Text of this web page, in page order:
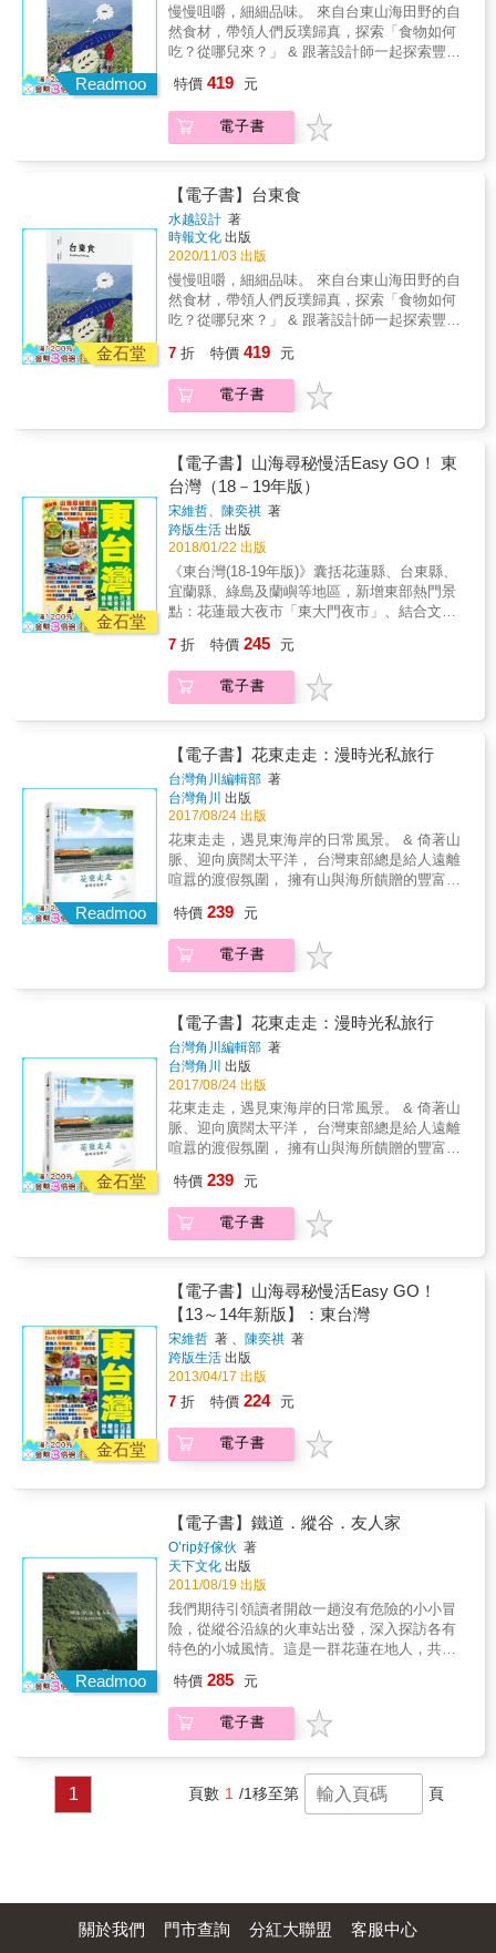
黃，季節更替，在池上留下最迷人的專屬代表
色&hellip;&hellip;▍台東大武山南排灣族，利用
黃藤、竹編自製魚筌，順應水流放置、敲打魚
傳統的漁獵卻有著滿滿的生活智慧
&hellip;&hellip;▍成功鎮的港口飲食文化自成一
格，點一碗米苔目豪邁灑下跳舞柴魚，再至隔
壁攤位叫一份生魚片，這就是「成功人士」每
從海岩撿拾cekiw螺和fafako月光螺，放置鐵網
烘烤，空氣中瀰漫著鮮甜和海水味道。吃進嘴
裡才明白，原來「有就是有、沒有就是沒
有」，是大海教會我們的人生豁達
&hellip;&hellip;&
Readmoo
慢慢咀嚼，細細品味。 來自台東山海田野的自
然食材，帶領人們反璞歸真，探索「食物如何
吃？從哪兒來？」 & 跟著設計師一起探索豐富
等地挖掘美味，是人生必訪的台東食之旅。& &
集合一群關注台東食物教育的政府、學校、在
地人、設計師，展開的在地扎根食育行動。 記
「食」連結在地餐館達人、學校教育、家庭的
日常美好風景，從「食」與「育」的觀點，認
識新台東。 & 「食」的環節從貼近日常生活的
飲食習慣，到地域的食物特色，甚至是觀光、
教育、經濟層面，彼此之間環環相扣。提到城
市的印象，食物往往是第一個被提到的，例如
法國波爾多有葡萄酒、日本青森有蘋果等，這
些皆是以因食物好品質而出名的城市。 & 台東
依山傍海，造就得天獨厚的地理條件，蘊含豐
及在地的農林漁牧產業職人；「台東食」，透
過設計、跨界、資源整合，是一本台東人與來
台東的人必備的手冊。 & 本書特色 & #透過攝
地價值 #最接地氣的台東食手冊，掌握台東食
資訊 #採訪30位以上在地人，用對談了解台東
生活 #15歲前應該學習的15道食譜 #來台東必
備的手冊＋從小就要讀 #「食在地、飲食文
化、在地認同、地區活化」價值的傳承與串接
&
特價 419 元
電子書
金石堂
【電子書】台東食
水越設計 著
時報文化 出版
2020/11/03 出版
慢慢咀嚼，細細品味。 來自台東山海田野的自
然食材，帶領人們反璞歸真，探索「食物如何
吃？從哪兒來？」 & 跟著設計師一起探索豐富
等地挖掘美味，是人生必訪的台東食之旅。& &
集合一群關注台東食物教育的政府、學校、在
地人、設計師，展開的在地扎根食育行動。 記
「食」連結在地餐館達人、學校教育、家庭的
日常美好風景，從「食」與「育」的觀點，認
識新台東。 & 「食」的環節從貼近日常生活的
飲食習慣，到地域的食物特色，甚至是觀光、
教育、經濟層面，彼此之間環環相扣。提到城
市的印象，食物往往是第一個被提到的，例如
法國波爾多有葡萄酒、日本青森有蘋果等，這
些皆是以因食物好品質而出名的城市。 & 台東
依山傍海，造就得天獨厚的地理條件，蘊含豐
厚的在地食材資源、多元的部落飲食文化，以
過設計、跨界、資源整合，是一本台東人與來
台東的人必備的手冊。 & 本書特色 & #透過攝
影、採訪、記錄、視覺化圖文等手法，創造在
資訊 #採訪30位以上在地人，用對談了解台東
生活 #15歲前應該學習的15道食譜 #來台東必
備的手冊＋從小就要讀 #「食在地、飲食文
化、在地認同、地區活化」價值的傳承與串接
&
7 折 特價 419 元
電子書
金石堂
【電子書】山海尋秘慢活Easy GO！ 東
台灣（18－19年版）
宋維哲、陳奕祺 著
跨版生活 出版
2018/01/22 出版
《東台灣(18-19年版)》囊括花蓮縣、台東縣、
宜蘭縣、綠島及蘭嶼等地區，新增東部熱門景
點：花蓮最大夜市「東大門夜市」、結合文創
東台灣必試熱門食店：「肉羹張 龍鳳腿」和
「PASA廚房」等。新版不單全面更新東台灣的
客運交通資料，還提供了遊走台東市的「普悠
灣知名旅遊博客親身帶路，分享了只有當地人
才知道的世外桃源、地道美食。精心推介很多
台灣人也喜愛遊覽的景點，如全台最美的多良
車站、世外桃源的泰源幽谷登仙橋休憩區、滿
山金針花的六十山石和太麻里金針山、《向左
走向右走》主題的幾米廣場等。還有隨書附送
的東台灣旅遊大地圖，讓你更輕鬆走訪有「台
灣後花園」美譽的東台灣！想放空減壓的，來
綠島或蘭嶼看山海、到台東知本浸溫泉、或來
近距離接觸動物，抑或入住特色民宿好好睡一
覺。好動愛刺激的，可參加花蓮瑞穗鄉的刺激
泛舟、到宜蘭烏石港賞鯨、台東關山鎮或宜蘭
冬山鄉踏單車等……東台灣果然是一個動靜皆
宜的絕佳自然旅遊地！ 本書清晰的交通指引，
讓你輕鬆利用火車、客運與台灣好行等大眾運
輸前往各地，還提供詳盡的駕車路線資訊，配
合42幅的景點地圖，「交通不便」不再是前往
東台灣享受人生的障礙！․盡收東部本島及綠島
蘭嶼精彩景點：太魯閣、伯朗大道、石朗浮
潛、朝日溫泉․約400個熱捧老店、景點․精心推
介89間特色民宿․詳盡交通路線、時間表․專業
繪製42幅地圖及鐵路圖
7 折 特價 245 元
電子書
Readmoo
【電子書】花東走走：漫時光私旅行
台灣角川編輯部 著
台灣角川 出版
2017/08/24 出版
花東走走，遇見東海岸的日常風景。 & 倚著山
脈、迎向廣闊太平洋， 台灣東部總是給人遠離
喧囂的渡假氛圍， 擁有山與海所饋贈的豐富天
海與藍天白雲互相映照， 沿著綿延不絕的海岸
線向前行， 在得天獨厚的東部展開一趟放鬆小
旅行。 & 現在就出發吧！ 到花東走走，遇見不
景點， 遊山玩水、故事建築、雜貨市集、在地
小吃、溫馨好宿， 帶你體驗景色看不盡、美食
吃不完的旅程，花東必訪景點缺一不可！ & &
【本書特色】 ‧推薦旅行路線，方便規劃出遊行
程。 ‧地區式介紹旅遊景點，好吃好玩一目瞭
然。 ‧搭配精美圖文，詳細解說景點特色及店家
資訊。 ‧便利「地圖QR Code」交通資訊，讓你
輕鬆掃到哪、玩到哪。 & 【花蓮】 花蓮市 秀
林‧新城 吉安‧壽豐 鳳林‧光復 豐濱‧瑞穗 玉里‧富
野 卑南‧太麻里
特價 239 元
電子書
金石堂
【電子書】花東走走：漫時光私旅行
台灣角川編輯部 著
台灣角川 出版
2017/08/24 出版
花東走走，遇見東海岸的日常風景。 & 倚著山
脈、迎向廣闊太平洋， 台灣東部總是給人遠離
喧囂的渡假氛圍， 擁有山與海所饋贈的豐富天
海與藍天白雲互相映照， 沿著綿延不絕的海岸
線向前行， 在得天獨厚的東部展開一趟放鬆小
旅行。 & 現在就出發吧！ 到花東走走，遇見不
景點， 遊山玩水、故事建築、雜貨市集、在地
小吃、溫馨好宿， 帶你體驗景色看不盡、美食
吃不完的旅程，花東必訪景點缺一不可！ & &
【本書特色】 ‧推薦旅行路線，方便規劃出遊行
程。 ‧地區式介紹旅遊景點，好吃好玩一目瞭
資訊。 ‧便利「地圖QR Code」交通資訊，讓你
輕鬆掃到哪、玩到哪。 & 【花蓮】 花蓮市 秀
林‧新城 吉安‧壽豐 鳳林‧光復 豐濱‧瑞穗 玉里‧富
里 & 【台東】 台東市 成功‧東河 池上 關山‧鹿
野 卑南‧太麻里
特價 239 元
電子書
金石堂
【電子書】山海尋秘慢活Easy GO！
【13～14年新版】：東台灣
宋維哲 著 、 陳奕祺 著
跨版生活 出版
2013/04/17 出版
7 折 特價 224 元
電子書
Readmoo
【電子書】鐵道．縱谷．友人家
O’rip好傢伙 著
天下文化 出版
2011/08/19 出版
我們期待引領讀者開啟一趟沒有危險的小小冒
險，從縱谷沿線的火車站出發，深入探訪各有
特色的小城風情。這是一群花蓮在地人，共同
太魯閣、七星潭……等觀光景點，而是以鐵道
串起花蓮的大小城鎮，再以步行、單車、摩托
車等交通工具深入一個個小社區，認識當地
蓮縱谷的小村小鎮，火車是最簡易可到任何鄉
鎮的交通工具。別擔心，我們都稱這是一種
多認真又可愛的 人 事 物。我們看見，每個社
區與部落，都有它獨特的面貌，是由在其間生
特價 285 元
電子書
1 頁數 1 /1移至第 頁
關於我們 門市查詢 分紅大聯盟 客服中心